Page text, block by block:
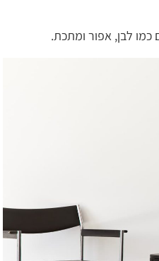
כמו לבן, אפור ומתכת.